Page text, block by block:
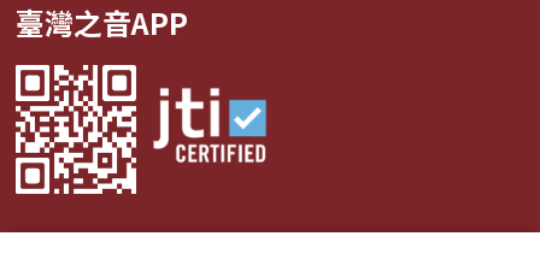
臺灣之音APP